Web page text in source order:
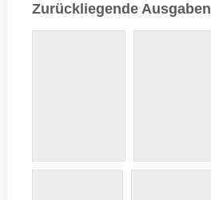
Zurückliegende Ausgaben